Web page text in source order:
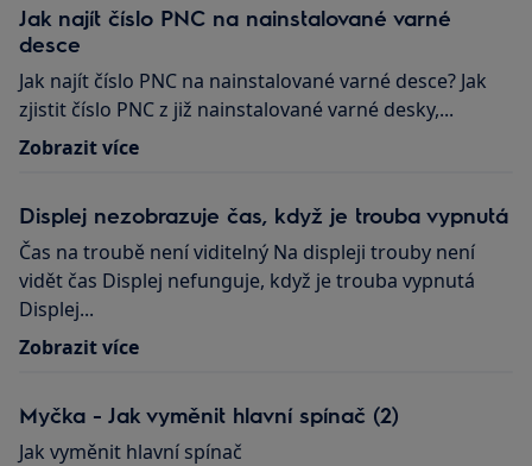
Jak najít číslo PNC na nainstalované varné
desce
Jak najít číslo PNC na nainstalované varné desce? Jak
zjistit číslo PNC z již nainstalované varné desky,...
Zobrazit více
Displej nezobrazuje čas, když je trouba vypnutá
Čas na troubě není viditelný Na displeji trouby není
vidět čas Displej nefunguje, když je trouba vypnutá
Displej...
Zobrazit více
Myčka - Jak vyměnit hlavní spínač (2)
Jak vyměnit hlavní spínač